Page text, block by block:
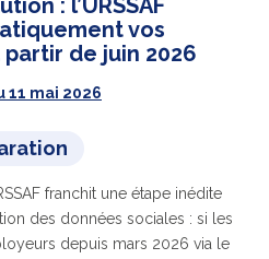
: l’URSSAF
vos
de juin 2026
11 mai 2026
franchit une étape inédite
des données sociales : si les
depuis mars 2026 via le